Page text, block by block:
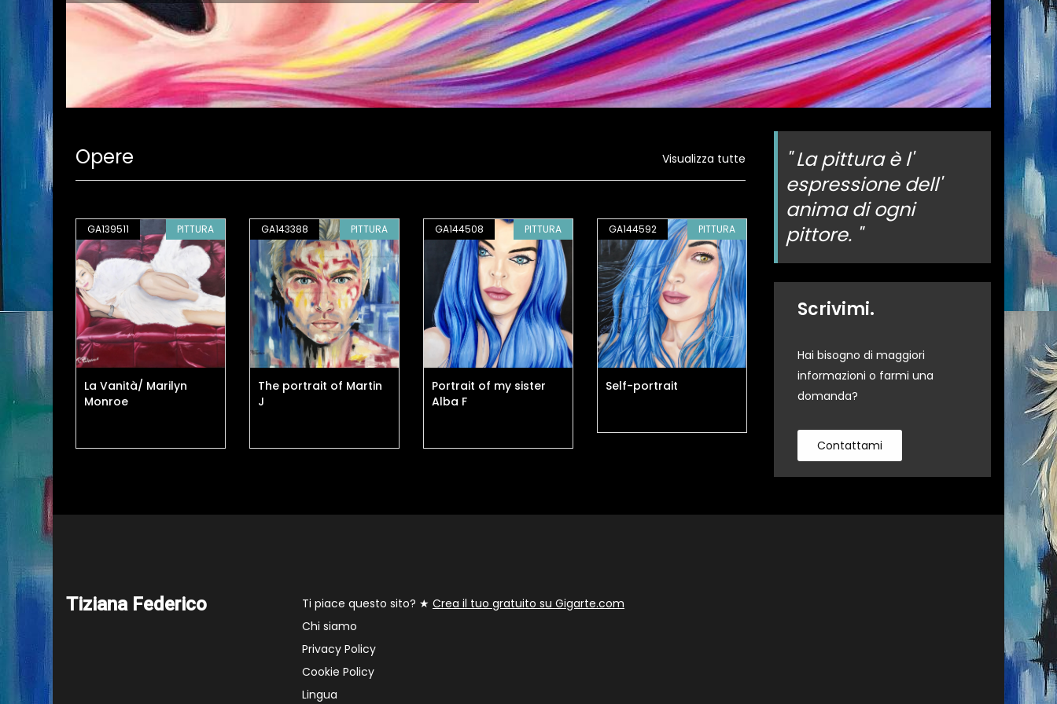
Visualizza tutte
Opere
PITTURA GA139511 PITTURA
La Vanità/ Marilyn
Monroe
GA143388 PITTURA
The portrait of Martin
J
GA144508 PITTURA
Portrait of my sister
Alba F
GA144592 PITTURA
Self-portrait
GA146635
" La pittura è l'
espressione dell'
anima di ogni
pittore. "
Scrivimi.
Hai bisogno di maggiori
informazioni o farmi una
domanda?
Contattami
Tiziana Federico Ti piace questo sito? ★ Crea il tuo gratuito su Gigarte.com
Chi siamo
Privacy Policy
Cookie Policy
Lingua